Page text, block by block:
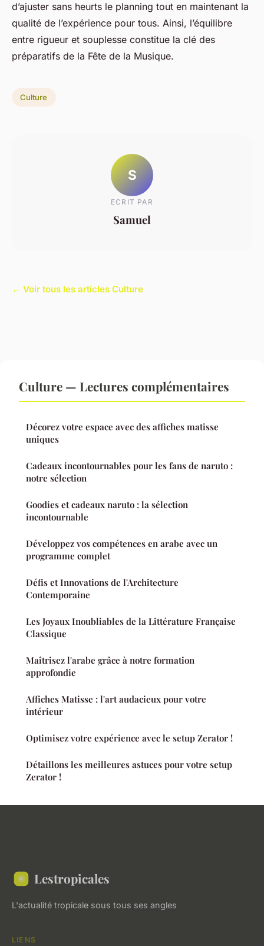
d’ajuster sans heurts le planning tout en maintenant la
qualité de l’expérience pour tous. Ainsi, l’équilibre
entre rigueur et souplesse constitue la clé des
préparatifs de la Fête de la Musique.
Culture
S
ECRIT PAR
Samuel
← Voir tous les articles Culture
Culture — Lectures complémentaires
Décorez votre espace avec des affiches matisse
uniques
Cadeaux incontournables pour les fans de naruto :
notre sélection
Goodies et cadeaux naruto : la sélection
incontournable
Développez vos compétences en arabe avec un
programme complet
Défis et Innovations de l'Architecture
Contemporaine
Les Joyaux Inoubliables de la Littérature Française
Classique
Maîtrisez l'arabe grâce à notre formation
approfondie
Affiches Matisse : l'art audacieux pour votre
intérieur
Optimisez votre expérience avec le setup Zerator !
Détaillons les meilleures astuces pour votre setup
Zerator !
Lestropicales
L'actualité tropicale sous tous ses angles
LIENS